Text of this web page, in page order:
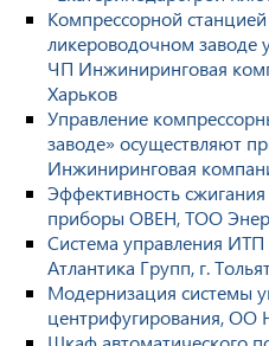
Компрессорной
ликероводочном
ЧП Инжиниринговая
Харьков
Управление
заводе» осуществляют
Инжиниринговая
Эффективность
приборы ОВЕН, ТОО
Система управления
Атлантика Групп, г.
Модернизация системы
центрифугирования, ОО